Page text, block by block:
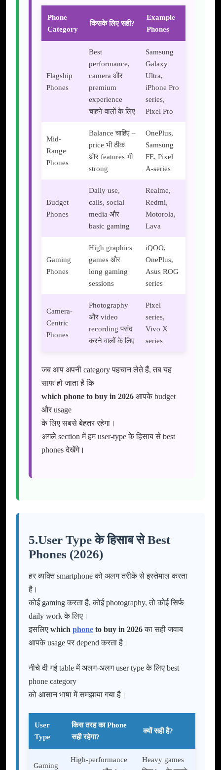
Phone
Category
किसके लिए सही?
Example
Phones
Flagship
Phones
Best
performance,
camera और
premium
experience
चाहने वालों के लिए
Samsung
Galaxy
Ultra,
iPhone Pro
series,
Pixel Pro
Mid-
Range
Phones
Balance चाहिए –
price भी ठीक
और features भी
strong
OnePlus,
Samsung
FE, Pixel
A-series
Budget
Phones
Daily use,
calls, social
media और
basic gaming
Realme,
Redmi,
Motorola,
Lava
Gaming
Phones
High graphics
games और
long gaming
sessions
iQOO,
OnePlus,
Asus ROG
series
Camera-
Centric
Phones
Photography
और video
recording पसंद
करने वालों के लिए
Pixel
series,
Vivo X
series
जब आप अपनी category पहचान लेते हैं, तब यह
साफ हो जाता है कि
which phone to buy in 2026 आपके budget
और usage
के लिए सबसे बेहतर रहेगा।
अगले section में हम user-type के हिसाब से best
phones देखेंगे।
5.User Type के हिसाब से Best
Phones (2026)
हर व्यक्ति smartphone को अलग तरीके से इस्तेमाल करता
है।
कोई gaming करता है, कोई photography, तो कोई सिर्फ
daily work के लिए।
इसलिए which phone to buy in 2026का सही जवाब
आपके usage पर depend करता है।
नीचे दी गई table में अलग-अलग user type के लिए best
phone category
को आसान भाषा में समझाया गया है।
User
Type
किस तरह का Phone
सही रहेगा?
क्यों सही है?
Gaming
High-performance
Heavy games